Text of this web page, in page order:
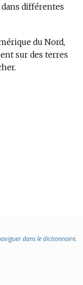
différentes
du Nord,
sur des terres
dans le dictionnaire.